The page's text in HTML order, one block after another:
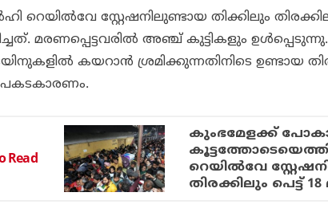
റെയില്‍വേ സ്റ്റേഷനിലുണ്ടായ തിക്കിലും
മരണപ്പെട്ടവരില്‍ അഞ്ച് കുട്ടികളും
കയറാന്‍ ശ്രമിക്കുന്നതിനിടെ ഉണ്ടായ
Read
കുംഭമേളക്ക്
റെയിൽവേ
തിരക്കിലും പെട്ട്